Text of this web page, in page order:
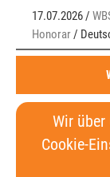
17.07.2026 /
Honorar/
Wir über
Cookie-